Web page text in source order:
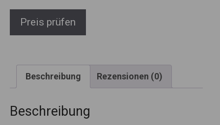
Preis prüfen
Beschreibung Rezensionen (0)
Beschreibung